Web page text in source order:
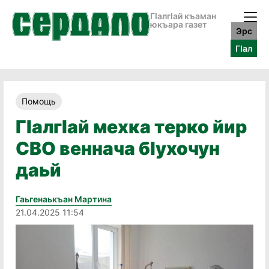
ГӀалгӀай къаман
юкъара газет
Эрс
ГӀал
Помощь
ГӀалгӀай мехка терко йир
СВО веннача бӀухочун
даьй
Гаьгенаькъан Мартина
21.04.2025 11:54